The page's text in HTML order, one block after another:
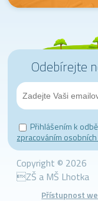
Odebírejte
Přihlášením k
zpracováním
Copyright © 2026
ZŠ a MŠ Lhotka
Přístupnost